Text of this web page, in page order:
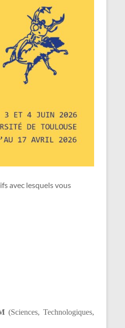
avec lesquels vous
(Sciences, Technologiques,